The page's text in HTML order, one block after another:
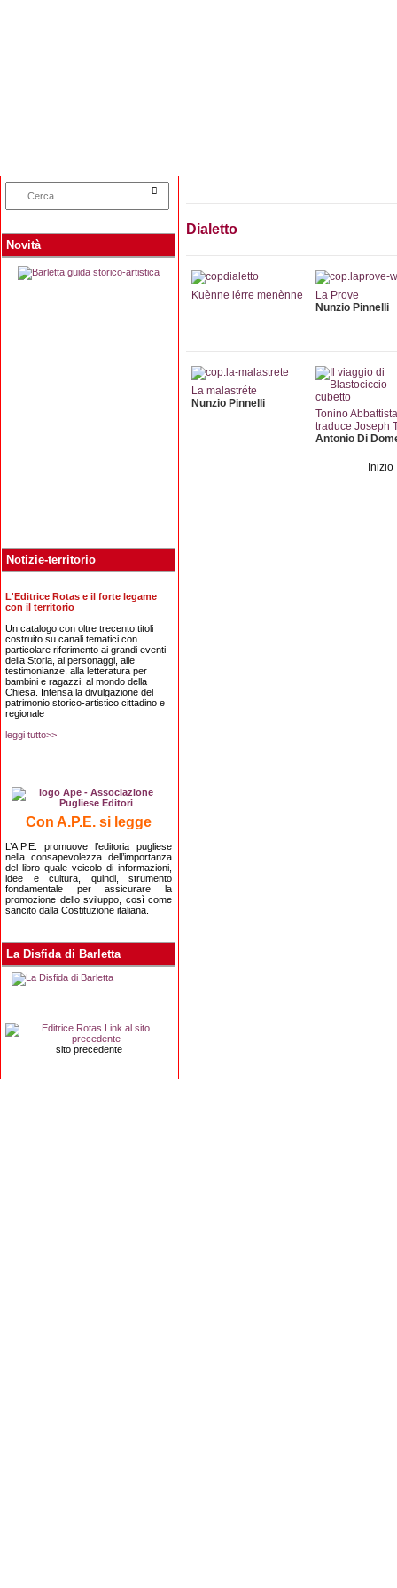
Novità
Notizie-territorio
L'Editrice Rotas e il forte legame
con il territorio
Un catalogo con oltre trecento titoli
costruito su canali tematici con
particolare riferimento ai grandi eventi
della Storia, ai personaggi, alle
testimonianze, alla letteratura per
bambini e ragazzi, al mondo della
Chiesa. Intensa la divulgazione del
patrimonio storico-artistico cittadino e
regionale
leggi tutto>>
Con A.P.E. si legge
L’A.P.E. promuove l’editoria pugliese
nella consapevolezza dell’importanza
del libro quale veicolo di informazioni,
idee e cultura, quindi, strumento
fondamentale per assicurare la
promozione dello sviluppo, così come
sancito dalla Costituzione italiana.
La Disfida di Barletta
sito precedente
Dialetto
Kuènne iérre menènne
La Prove
Nunzio Pinnelli
La malastréte
Nunzio Pinnelli
Tonino Abbattista
traduce Joseph
Antonio Di
Inizio